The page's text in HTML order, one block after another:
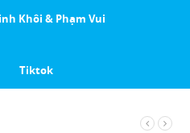
Khôi & Phạm Vui
Tiktok